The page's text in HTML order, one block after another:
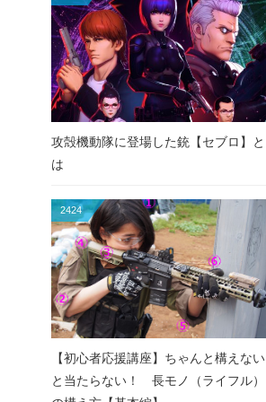
攻殻機動隊に登場した銃【セブロ】と
は
2424
【初心者応援講座】ちゃんと構えない
と当たらない！ 長モノ（ライフル）